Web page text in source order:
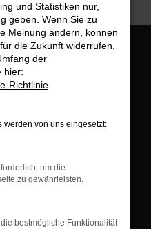
Freitag:
und Statistiken nur,
geben. Wenn Sie zu
Meinung ändern, können
die Zukunft widerrufen.
der
hier:
Richtlinie
werden von uns eingesetzt:
um die
zu gewährleisten.
bestmögliche Funktionalität